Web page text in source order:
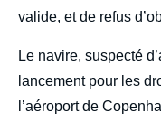
valide, et de refus
Le navire, suspecté
lancement pour les
l’aéroport de